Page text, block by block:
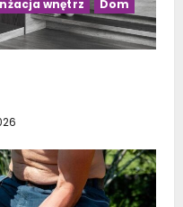
wnętrz
Dom